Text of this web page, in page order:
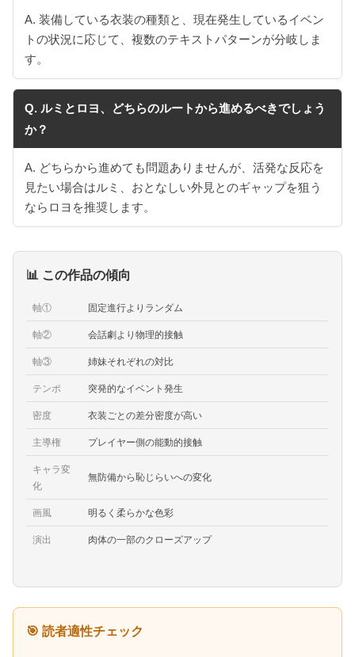
A. 装備している衣装の種類と、現在発生しているイベン
トの状況に応じて、複数のテキストパターンが分岐しま
す。
Q. ルミとロヨ、どちらのルートから進めるべきでしょう
か？
A. どちらから進めても問題ありませんが、活発な反応を
見たい場合はルミ、おとなしい外見とのギャップを狙う
ならロヨを推奨します。
📊 この作品の傾向
軸① 固定進行よりランダム
軸② 会話劇より物理的接触
軸③ 姉妹それぞれの対比
テンポ 突発的なイベント発生
密度 衣装ごとの差分密度が高い
主導権 プレイヤー側の能動的接触
キャラ変
化
無防備から恥じらいへの変化
画風 明るく柔らかな色彩
演出 肉体の一部のクローズアップ
🎯 読者適性チェック